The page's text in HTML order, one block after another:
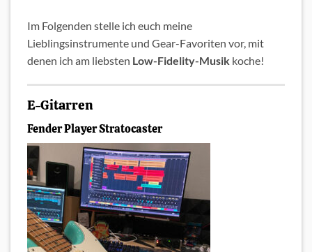
Im Folgenden stelle ich euch meine
Lieblingsinstrumente und Gear-Favoriten vor, mit
denen ich am liebsten Low-Fidelity-Musik koche!
E-Gitarren
Fender Player Stratocaster